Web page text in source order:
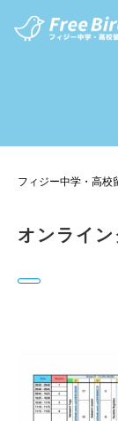
フィジー中学・高校
オンライ